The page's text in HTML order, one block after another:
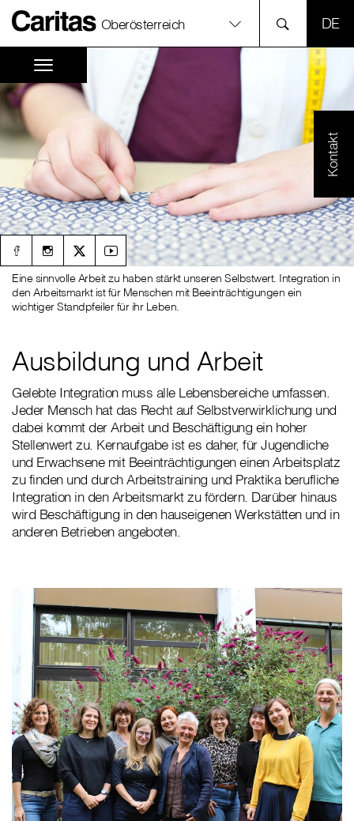
Oberösterreich
Kontakt
Ausbildung und Arbeit
Eine sinnvolle Arbeit zu haben stärkt unseren Selbstwert. Integration in
den Arbeitsmarkt ist für Menschen mit Beeinträchtigungen ein
wichtiger Standpfeiler für ihr Leben.
Gelebte Integration muss alle Lebensbereiche umfassen.
Jeder Mensch hat das Recht auf Selbstverwirklichung und
dabei kommt der Arbeit und Beschäftigung ein hoher
Stellenwert zu. Kernaufgabe ist es daher, für Jugendliche
und Erwachsene mit Beeinträchtigungen einen Arbeitsplatz
zu finden und durch Arbeitstraining und Praktika berufliche
Integration in den Arbeitsmarkt zu fördern. Darüber hinaus
wird Beschäftigung in den hauseigenen Werkstätten und in
anderen Betrieben angeboten.